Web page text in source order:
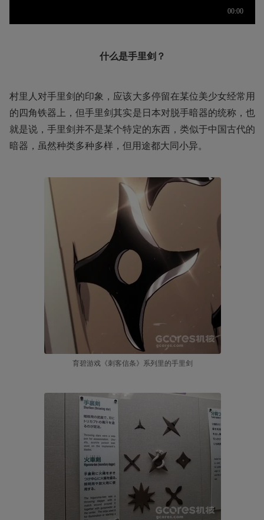
什么是手里剑？
村里人对手里剑的印象，应该大多停留在某位美少女经常用
的四角铁器上，但手里剑其实是日本对脱手暗器的统称，也
就是说，手里剑并不是某个特定的东西，类似于中国古代的
暗器，虽然种类多种多样，但用途都大同小异。
育碧游戏《刺客信条》系列里的手里剑